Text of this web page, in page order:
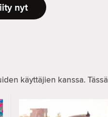
nyt
käyttäjien kanssa.